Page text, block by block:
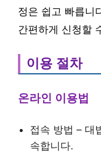
정은 쉽고 빠릅니
간편하게 신청할
이용 절차
온라인 이용법
접속 방법 – 대
속합니다.